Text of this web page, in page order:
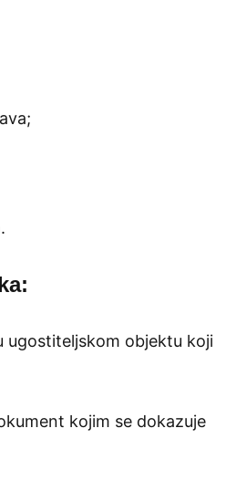
ugostiteljskom objektu koji
kojim se dokazuje